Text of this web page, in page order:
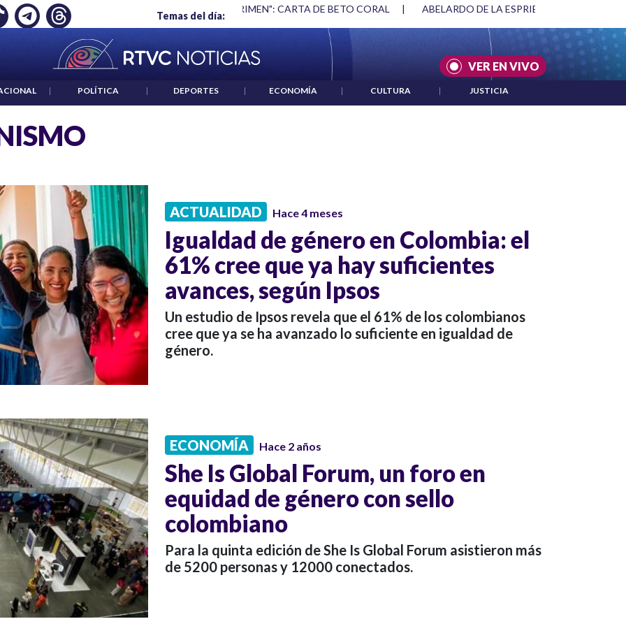
Temas del día:
EMPLEO: JP MORGAN "HABLAR NO ES UN CRIMEN": CARTA DE BETO CORAL | ABELARDO DE LA ESPRIELLA Y DMG
VER EN VIVO
| POLÍTICA | DEPORTES | ECONOMÍA | CULTURA | JUSTICIA
ACTUALIDAD Hace 4 meses
Igualdad de género en Colombia: el
61% cree que ya hay suficientes
avances, según Ipsos
Un estudio de Ipsos revela que el 61% de los colombianos
cree que ya se ha avanzado lo suficiente en igualdad de
género.
ECONOMÍA Hace 2 años
She Is Global Forum, un foro en
equidad de género con sello
colombiano
Para la quinta edición de She Is Global Forum asistieron más
de 5200 personas y 12000 conectados.